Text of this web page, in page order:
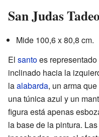
San Judas Tadeo
Mide 100,6 x 80,8 cm.
El santoes
inclinado hacia la
laalabarda, un arma
una túnica azul y un
figura está apenas
la base de la pintura.